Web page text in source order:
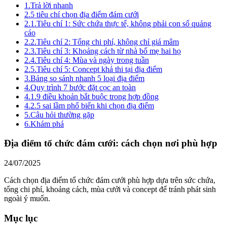
1.Trả lời nhanh
2.5 tiêu chí chọn địa điểm đám cưới
2.1.Tiêu chí 1: Sức chứa thực tế, không phải con số quảng
cáo
2.2.Tiêu chí 2: Tổng chi phí, không chỉ giá mâm
2.3.Tiêu chí 3: Khoảng cách từ nhà bố mẹ hai họ
2.4.Tiêu chí 4: Mùa và ngày trong tuần
2.5.Tiêu chí 5: Concept khả thi tại địa điểm
3.Bảng so sánh nhanh 5 loại địa điểm
4.Quy trình 7 bước đặt cọc an toàn
4.1.9 điều khoản bắt buộc trong hợp đồng
4.2.5 sai lầm phổ biến khi chọn địa điểm
5.Câu hỏi thường gặp
6.Khám phá
Địa điểm tổ chức đám cưới: cách chọn nơi phù hợp
24/07/2025
Cách chọn địa điểm tổ chức đám cưới phù hợp dựa trên sức chứa,
tổng chi phí, khoảng cách, mùa cưới và concept để tránh phát sinh
ngoài ý muốn.
Mục lục